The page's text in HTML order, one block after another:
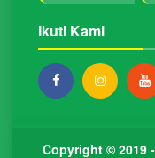
Ikuti Kami
Copyright © 2019